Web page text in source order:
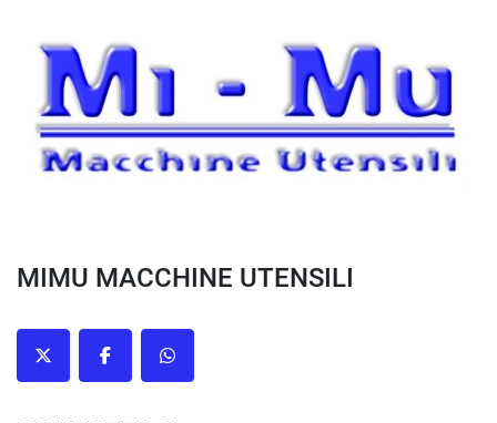
MIMU MACCHINE UTENSILI
twitter facebookwhatsapp